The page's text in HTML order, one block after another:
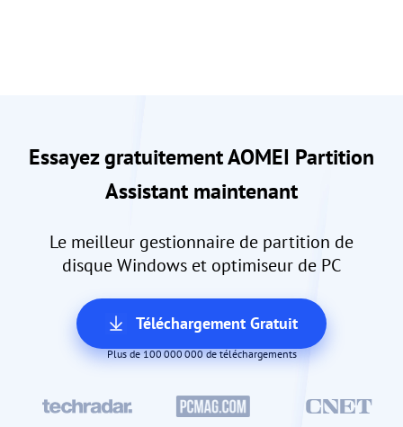
Essayez gratuitement AOMEI Partition
Assistant maintenant
Le meilleur gestionnaire de partition de
disque Windows et optimiseur de PC
Téléchargement Gratuit
Plus de 100 000 000 de téléchargements